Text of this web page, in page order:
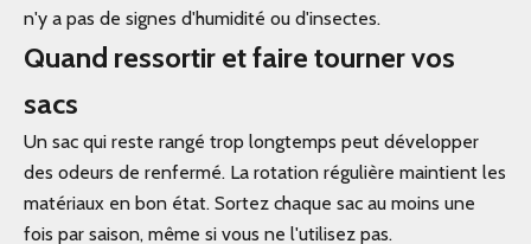
n'y a pas de signes d'humidité ou d'insectes.
Quand ressortir et faire tourner vos
sacs
Un sac qui reste rangé trop longtemps peut développer
des odeurs de renfermé. La rotation régulière maintient les
matériaux en bon état. Sortez chaque sac au moins une
fois par saison, même si vous ne l'utilisez pas.